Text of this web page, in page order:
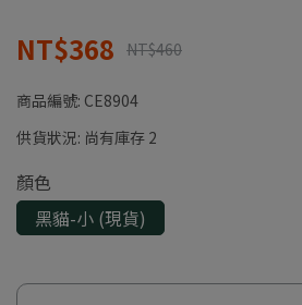
NT$368 NT$460
商品編號: CE8904
供貨狀況: 尚有庫存 2
顏色
黑貓-小 (現貨)